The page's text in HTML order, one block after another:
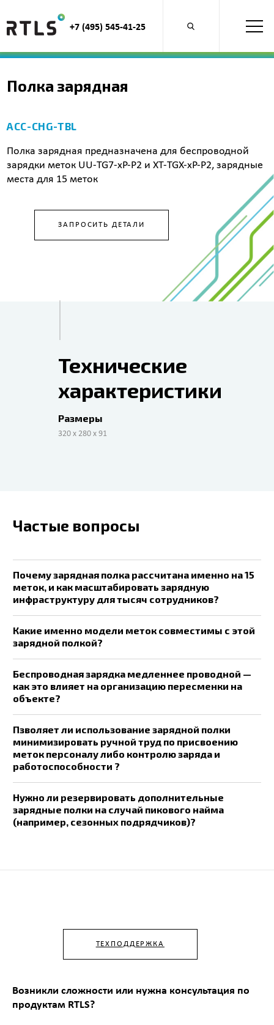
Открыть
продуктам
+7 (495) 545-41-25
Полка зарядная
ACC-CHG-TBL
Полка зарядная предназначена для беспроводной
зарядки меток UU-TG7-xP-P2 и XT-TGX-хP-P2, зарядные
места для 15 меток
ЗАПРОСИТЬ ДЕТАЛИ
Технические
характеристики
Размеры
320 х 280 х 91
Частые вопросы
Почему зарядная полка рассчитана именно на 15
меток, и как масштабировать зарядную
инфраструктуру для тысяч сотрудников?
Какие именно модели меток совместимы с этой
зарядной полкой?
Беспроводная зарядка медленнее проводной —
как это влияет на организацию пересменки на
объекте?
Пзволяет ли использование зарядной полки
минимизировать ручной труд по присвоению
меток персоналу либо контролю заряда и
работоспособности ?
Нужно ли резервировать дополнительные
зарядные полки на случай пикового найма
(например, сезонных подрядчиков)?
ТЕХПОДДЕРЖКА
Возникли сложности или нужна консультация по
продуктам RTLS?